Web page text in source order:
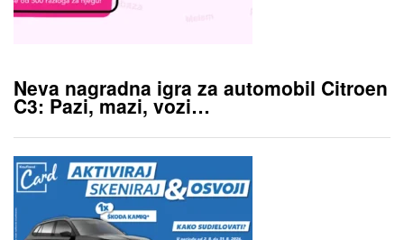
Neva nagradna igra za automobil Citroen
C3: Pazi, mazi, vozi…